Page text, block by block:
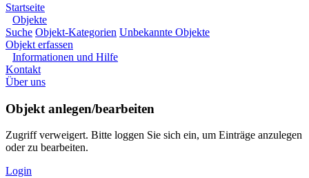
Startseite
Objekte
Suche Objekt-Kategorien Unbekannte Objekte
Objekt erfassen
Informationen und Hilfe
Kontakt
Über uns
Objekt anlegen/bearbeiten
Zugriff verweigert. Bitte loggen Sie sich ein, um Einträge anzulegen
oder zu bearbeiten.
Login